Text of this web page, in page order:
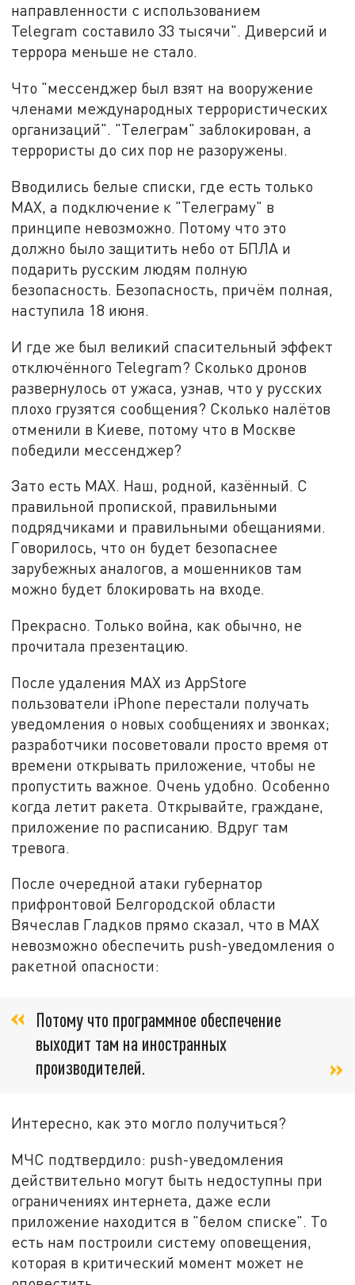
направленности с использованием
Telegram составило 33 тысячи". Диверсий и
террора меньше не стало.
Что "мессенджер был взят на вооружение
членами международных террористических
организаций". "Телеграм" заблокирован, а
террористы до сих пор не разоружены.
Вводились белые списки, где есть только
MAX, а подключение к "Телеграму" в
принципе невозможно. Потому что это
должно было защитить небо от БПЛА и
подарить русским людям полную
безопасность. Безопасность, причём полная,
наступила 18 июня.
И где же был великий спасительный эффект
отключённого Telegram? Сколько дронов
развернулось от ужаса, узнав, что у русских
плохо грузятся сообщения? Сколько налётов
отменили в Киеве, потому что в Москве
победили мессенджер?
Зато есть MAX. Наш, родной, казённый. С
правильной пропиской, правильными
подрядчиками и правильными обещаниями.
Говорилось, что он будет безопаснее
зарубежных аналогов, а мошенников там
можно будет блокировать на входе.
Прекрасно. Только война, как обычно, не
прочитала презентацию.
После удаления MAX из AppStore
пользователи iPhone перестали получать
уведомления о новых сообщениях и звонках;
разработчики посоветовали просто время от
времени открывать приложение, чтобы не
пропустить важное. Очень удобно. Особенно
когда летит ракета. Открывайте, граждане,
приложение по расписанию. Вдруг там
тревога.
После очередной атаки губернатор
прифронтовой Белгородской области
Вячеслав Гладков прямо сказал, что в MАХ
невозможно обеспечить push-уведомления о
ракетной опасности:
Потому что программное обеспечение
выходит там на иностранных
производителей.
Интересно, как это могло получиться?
МЧС подтвердило: push-уведомления
действительно могут быть недоступны при
ограничениях интернета, даже если
приложение находится в "белом списке". То
есть нам построили систему оповещения,
которая в критический момент может не